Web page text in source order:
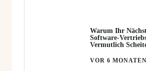
Warum Ihr
Software-
Vermutlich
VOR 6 MONATEN